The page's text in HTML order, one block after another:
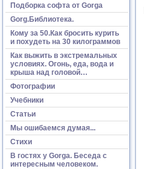
Подборка софта от Gorga
Gorg.Библиотека.
Кому за 50.Как бросить курить
и похудеть на 30 килограммов
Как выжить в экстремальных
условиях. Огонь, еда, вода и
крыша над головой…
Фотографии
Учебники
Статьи
Мы ошибаемся думая...
Стихи
В гостях у Gorga. Беседа с
интересным человеком.